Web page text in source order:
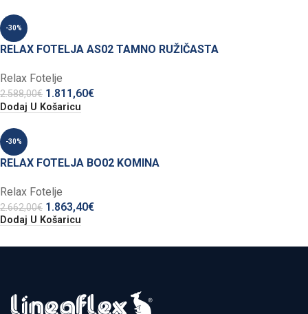
-30%
RELAX FOTELJA AS02 TAMNO RUŽIČASTA
Relax Fotelje
2.588,00€ 1.811,60€
Dodaj U Košaricu
-30%
RELAX FOTELJA BO02 KOMINA
Relax Fotelje
2.662,00€ 1.863,40€
Dodaj U Košaricu